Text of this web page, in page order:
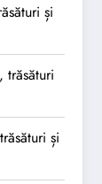
și
trăsături
și